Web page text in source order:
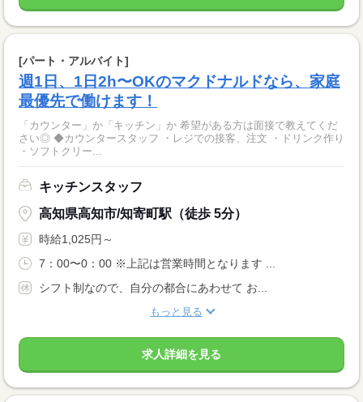
[パート・アルバイト]
週1日、1日2h〜OKのマクドナルドなら、家庭
最優先で働けます！
「カウンター」か「キッチン」か 希望がある方は面接で教えてくだ
さい◎ ◆カウンタースタッフ ・レジでの接客、注文 ・ドリンク作り
・ソフトクリー...
キッチンスタッフ
高知県高知市/知寄町駅（徒歩 5分）
時給1,025円～
7：00〜0：00 ※上記は営業時間となります ...
シフト制なので、自分の都合にあわせて お...
もっと見る
求人詳細を見る